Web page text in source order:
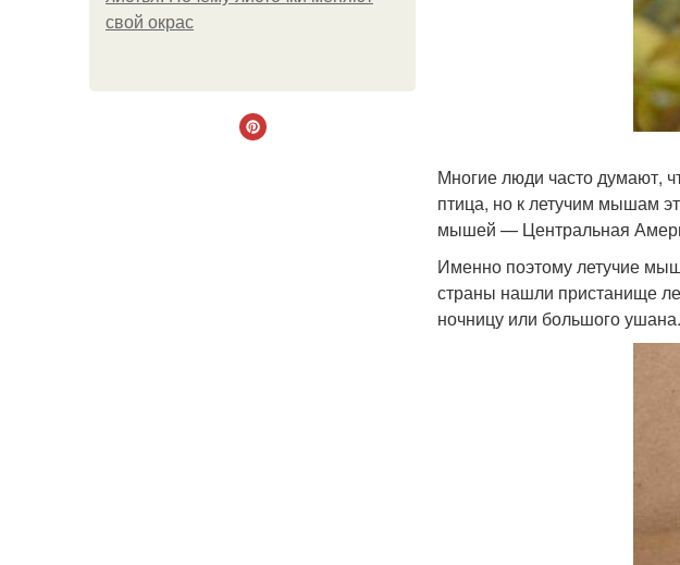
свой окрас
Многие люди часто думают,
птица, но к летучим мышам
мышей — Центральная
Именно поэтому летучие
страны нашли пристанище
ночницу или большого ушана.